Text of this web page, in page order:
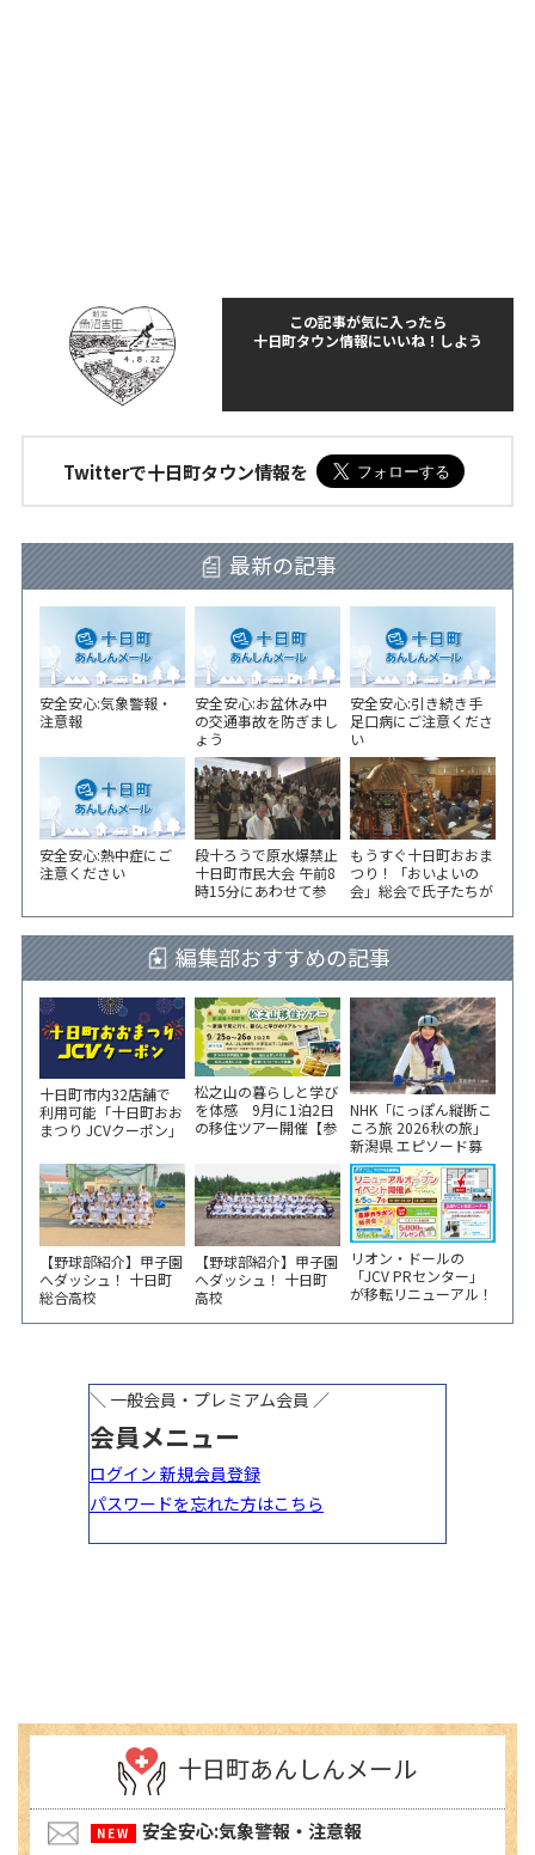
この記事が気に入ったら
十日町タウン情報にいいね！しよう
Twitterで十日町タウン情報を
最新の記事
安全安心:気象警報・
注意報
安全安心:お盆休み中
の交通事故を防ぎまし
ょう
安全安心:引き続き手
足口病にご注意くださ
い
安全安心:熱中症にご
注意ください
段十ろうで原水爆禁止
十日町市民大会 午前8
時15分にあわせて参
もうすぐ十日町おおま
つり！「おいよいの
会」総会で氏子たちが
編集部おすすめの記事
十日町市内32店舗で
利用可能「十日町おお
まつり JCVクーポン」
い！
松之山の暮らしと学び
を体感 9月に1泊2日
の移住ツアー開催【参
NHK「にっぽん縦断こ
ころ旅 2026秋の旅」
新潟県 エピソード募
集中！
【野球部紹介】甲子園
へダッシュ！ 十日町
総合高校
【野球部紹介】甲子園
へダッシュ！ 十日町
高校
リオン・ドールの
「JCV PRセンター」
が移転リニューアル！
ベント開催
十日町あんしんメール
安全安心:気象警報・注意報